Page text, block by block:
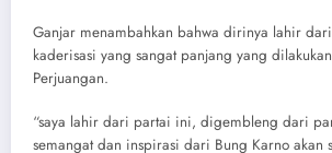
Ganjar menambahkan bahwa dirinya lahir
kaderisasi yang sangat panjang yang
Perjuangan.
“saya lahir dari partai ini, digembleng dari
semangat dan inspirasi dari Bung Karno akan